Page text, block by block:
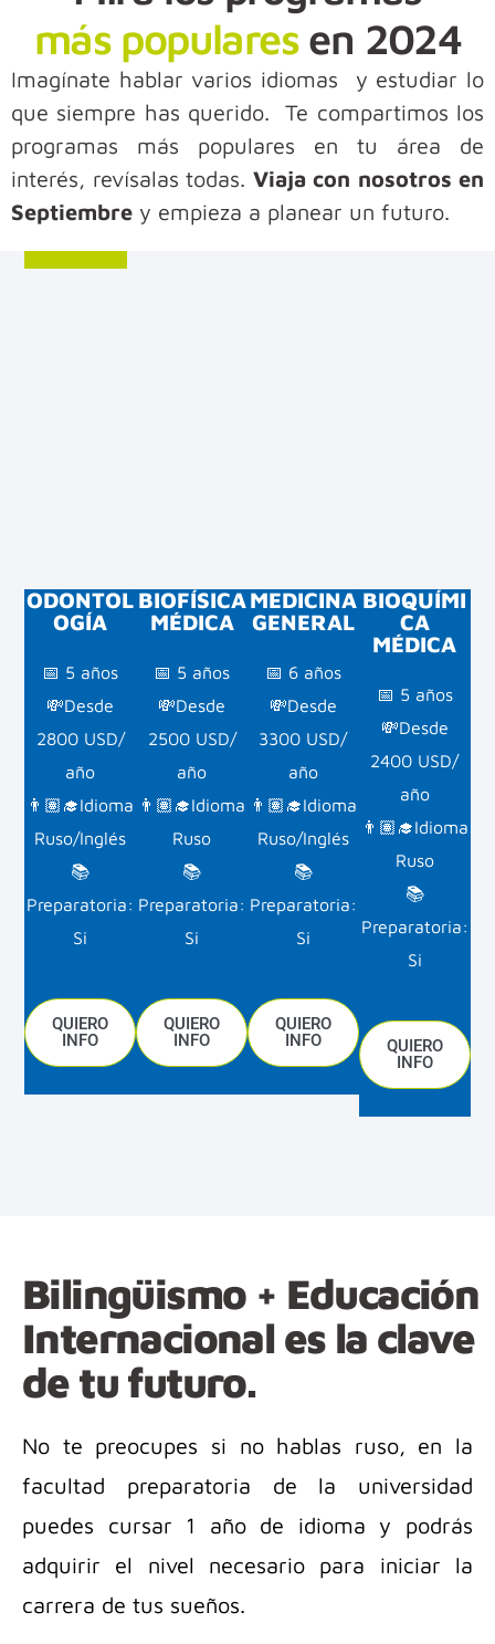
más populares en 2024
Imagínate hablar varios idiomas y estudiar lo
que siempre has querido. Te compartimos los
programas más populares en tu área de
interés, revísalas todas. Viaja con nosotros en
Septiembre y empieza a planear un futuro.
ODONTOL
OGÍA
📅 5 años
💸Desde
2800 USD/
año
👨🏽‍🎓Idioma
Ruso/Inglés
📚
Preparatoria:
Si
QUIERO
INFO
BIOFÍSICA
MÉDICA
📅 5 años
💸Desde
2500 USD/
año
👨🏽‍🎓Idioma
Ruso
📚
Preparatoria:
Si
QUIERO
INFO
MEDICINA
GENERAL
📅 6 años
💸Desde
3300 USD/
año
👨🏽‍🎓Idioma
Ruso/Inglés
📚
Preparatoria:
Si
QUIERO
INFO
BIOQUÍMI
CA
MÉDICA
📅 5 años
💸Desde
2400 USD/
año
👨🏽‍🎓Idioma
Ruso
📚
Preparatoria:
Si
QUIERO
INFO
Bilingüismo + Educación
Internacional es la clave
de tu futuro.
No te preocupes si no hablas ruso, en la
facultad preparatoria de la universidad
puedes cursar 1 año de idioma y podrás
adquirir el nivel necesario para iniciar la
carrera de tus sueños.